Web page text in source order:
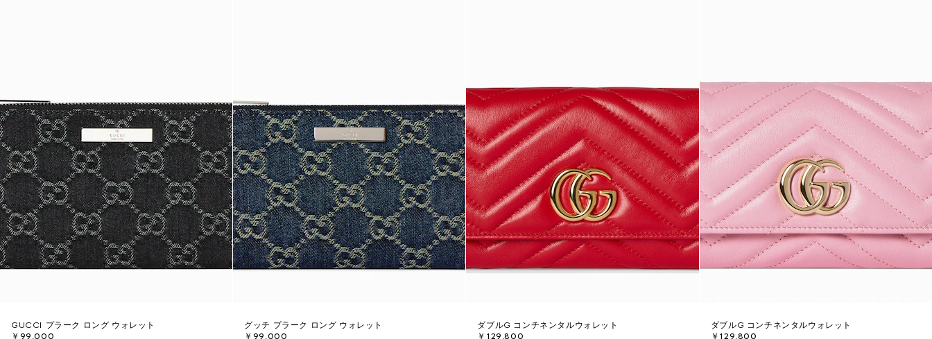
GUCCI プラーク ロング ウォレット
￥99,000
グッチ プラーク ロング ウォレット
￥99,000
ダブルG コンチネンタルウォレット
￥129,800
ダブルG コンチネンタルウォレット
￥129,800